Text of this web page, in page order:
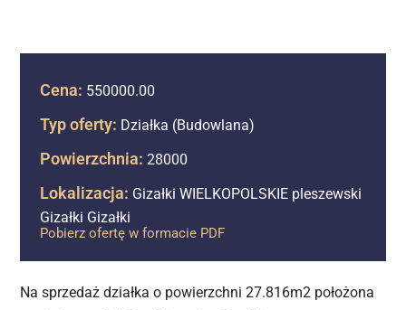
Cena: 550000.00
Typ oferty: Działka (Budowlana)
Powierzchnia: 28000
Lokalizacja: Gizałki WIELKOPOLSKIE pleszewski
Gizałki Gizałki
Pobierz ofertę w formacie PDF
Na sprzedaż działka o powierzchni 27.816m2 położona